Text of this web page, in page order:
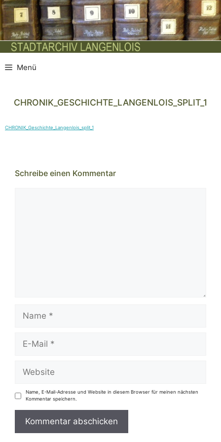
Zum
Inhalt
springen
Menü
CHRONIK_GESCHICHTE_LANGENLOIS_SPLIT_1
CHRONIK_Geschichte_Langenlois_split_1
Schreibe einen Kommentar
Name
Website
Name, E-Mail-Adresse und Website in diesem Browser für meinen nächsten
Kommentar speichern.